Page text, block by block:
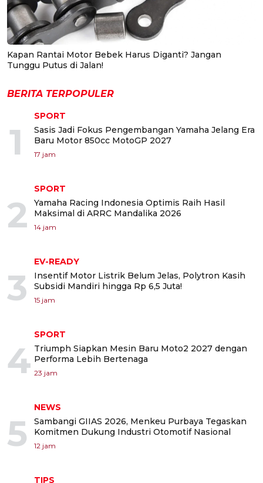
Kapan Rantai Motor Bebek Harus Diganti? Jangan
Tunggu Putus di Jalan!
BERITA TERPOPULER
1
SPORT
Sasis Jadi Fokus Pengembangan Yamaha Jelang Era
Baru Motor 850cc MotoGP 2027
17 jam
2
SPORT
Yamaha Racing Indonesia Optimis Raih Hasil
Maksimal di ARRC Mandalika 2026
14 jam
3
EV-READY
Insentif Motor Listrik Belum Jelas, Polytron Kasih
Subsidi Mandiri hingga Rp 6,5 Juta!
15 jam
4
SPORT
Triumph Siapkan Mesin Baru Moto2 2027 dengan
Performa Lebih Bertenaga
23 jam
5
NEWS
Sambangi GIIAS 2026, Menkeu Purbaya Tegaskan
Komitmen Dukung Industri Otomotif Nasional
12 jam
TIPS